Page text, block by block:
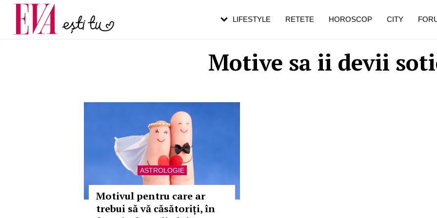
Motive sa ii devii
ASTROLOGIE
Motivul pentru care ar
trebui să vă căsătoriți, în
LIFESTYLE RETETE HOROSCOP CITY
Carieră
Actualitate
pe măsură ce înaintezi în vârstă
de dureroasă este investigația